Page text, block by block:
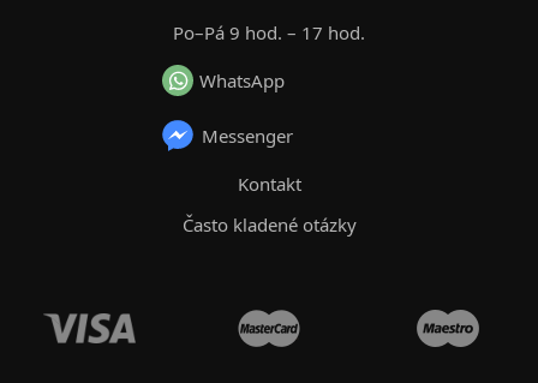
Po–Pá 9 hod. – 17 hod.
WhatsApp
Messenger
Kontakt
Často kladené otázky